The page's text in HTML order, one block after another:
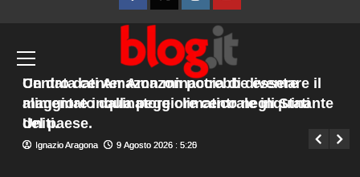
FacebookTwitterInstagramYouTube
Menu
principale
Zelensky “Abbiamo accordi con gli Usa
per una fornitura mensile di missili.
Sono sufficienti? No”
Giuseppe Recca 9 Agosto 2026 : 1:40
Un data center Amazon potrebbe essere
alimentato dalla peggiore centrale inquinante
del paese.
Ignazio Aragona 9 Agosto 2026 : 5:25
Centro dati Amazon minaccia di diventare il
maggiore inquinatore climatico negli Stati
Uniti.
Ignazio Aragona 9 Agosto 2026 : 5:20
Rosanna Siino di Uomini e Donne:
sfogo contro gli haters dopo la foto
con Giovanni.
Irina Shayk svela la sua estate tra